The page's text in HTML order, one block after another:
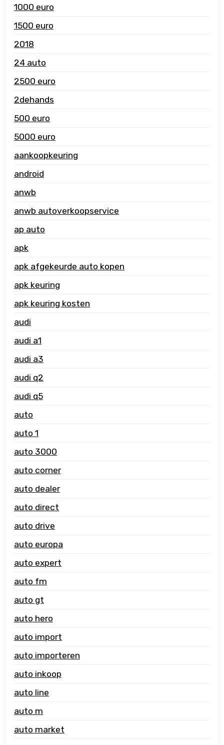
1000 euro
1500 euro
2018
24 auto
2500 euro
2dehands
500 euro
5000 euro
aankoopkeuring
android
anwb
anwb autoverkoopservice
ap auto
apk
apk afgekeurde auto kopen
apk keuring
apk keuring kosten
audi
audi a1
audi a3
audi q2
audi q5
auto
auto 1
auto 3000
auto corner
auto dealer
auto direct
auto drive
auto europa
auto expert
auto fm
auto gt
auto hero
auto import
auto importeren
auto inkoop
auto line
auto m
auto market